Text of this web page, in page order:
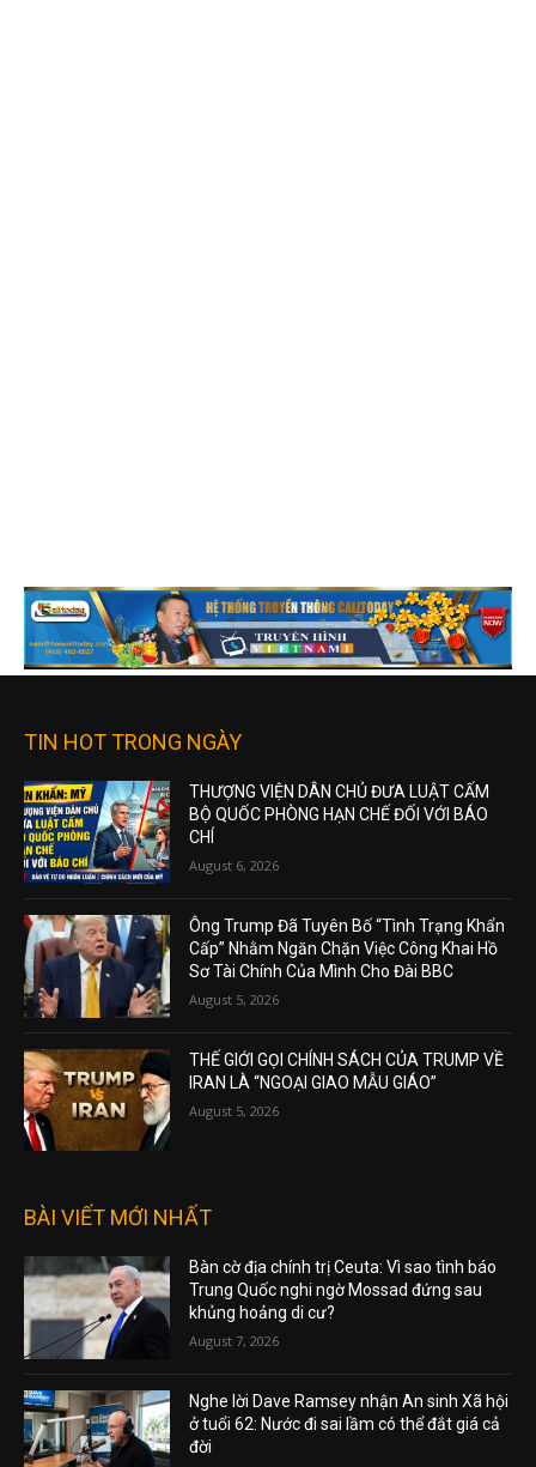
TIN HOT TRONG NGÀY
THƯỢNG VIỆN DÂN CHỦ ĐƯA LUẬT CẤM
BỘ QUỐC PHÒNG HẠN CHẾ ĐỐI VỚI BÁO
CHÍ
August 6, 2026
Ông Trump Đã Tuyên Bố “Tình Trạng Khẩn
Cấp” Nhằm Ngăn Chặn Việc Công Khai Hồ
Sơ Tài Chính Của Mình Cho Đài BBC
August 5, 2026
THẾ GIỚI GỌI CHÍNH SÁCH CỦA TRUMP VỀ
IRAN LÀ “NGOẠI GIAO MẪU GIÁO”
August 5, 2026
BÀI VIẾT MỚI NHẤT
Bàn cờ địa chính trị Ceuta: Vì sao tình báo
Trung Quốc nghi ngờ Mossad đứng sau
khủng hoảng di cư?
August 7, 2026
Nghe lời Dave Ramsey nhận An sinh Xã hội
ở tuổi 62: Nước đi sai lầm có thể đắt giá cả
đời